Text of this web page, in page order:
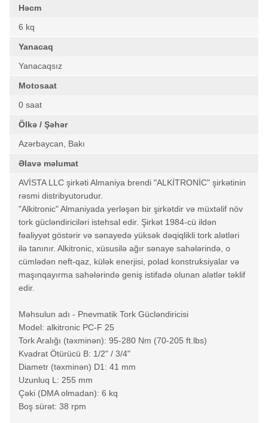
Həcm
6 kq
Yanacaq
Yanacaqsız
Motosaat
0 saat
Ölkə / Şəhər
Azərbaycan, Bakı
Əlavə məlumat
AVİSTA LLC şirkəti Almaniya brendi "ALKİTRONİC" şirkətinin
rəsmi distribyutorudur.
"Alkitronic" Almaniyada yerləşən bir şirkətdir və müxtəlif növ
tork gücləndiriciləri istehsal edir. Şirkət 1984-cü ildən
fəaliyyət göstərir və sənayedə yüksək dəqiqlikli tork alətləri
ilə tanınır. Alkitronic, xüsusilə ağır sənaye sahələrində, o
cümlədən neft-qaz, külək enerjisi, polad konstruksiyalar və
maşınqayırma sahələrində geniş istifadə olunan alətlər təklif
edir.
Məhsulun adı - Pnevmatik Tork Gücləndiricisi
Model: alkitronic PC-F 25
Tork Aralığı (təxminən): 95-280 Nm (70-205 ft.lbs)
Kvadrat Ötürücü B: 1/2" / 3/4"
Diametr (təxminən) D1: 41 mm
Uzunluq L: 255 mm
Çəki (DMA olmadan): 6 kq
Boş sürət: 38 rpm